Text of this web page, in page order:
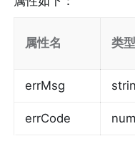
属性名 类型
errMsg
errCode